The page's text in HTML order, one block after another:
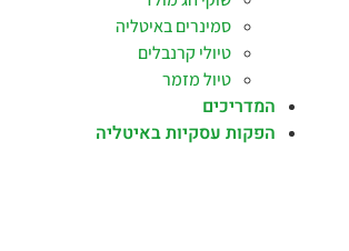
סמינרים באיטליה
טיולי קרנבלים
טיול מזמר
המדריכים
הפקות עסקיות באיטליה